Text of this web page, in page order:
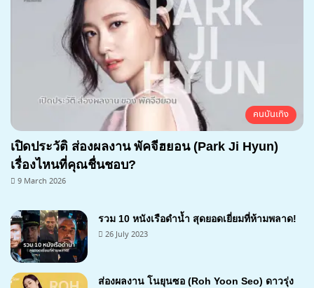
คนบันเทิง
เปิดประวัติ ส่องผลงาน พัคจีฮยอน (Park Ji Hyun)
เรื่องไหนที่คุณชื่นชอบ?
9 March 2026
รวม 10 หนังเรือดำน้ำ สุดยอดเยี่ยมที่ห้ามพลาด!
26 July 2023
ส่องผลงาน โนยุนซอ (Roh Yoon Seo) ดาวรุ่ง